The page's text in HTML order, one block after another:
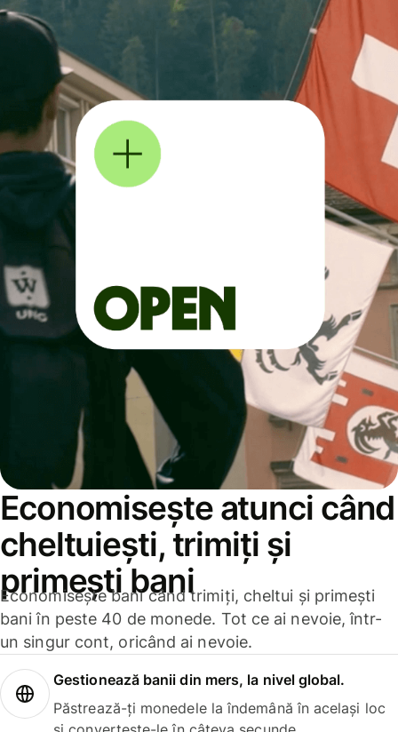
Economisește atunci când
cheltuiești, trimiți și
primești bani
Economisește bani când trimiți, cheltui și primești
bani în peste 40 de monede. Tot ce ai nevoie, într-
un singur cont, oricând ai nevoie.
Gestionează banii din mers, la nivel global.
Păstrează-ți monedele la îndemână în același loc